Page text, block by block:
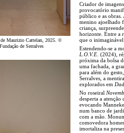
, de Maurizio Cattelan, 2025. ©
de Serralves
Criador de
provocatório
público e as obras.
menino ajoelhado
criança,
horizonte. Entre a
que o
Estendendo-se a
L.O.V.E. (2024),
próxima da bolsa
uma fachada, a
para além do
Serralves, a
explorados em
No roseiral
desperta a
evocando
num banco de
com a mão.
comovedora
imortaliza na